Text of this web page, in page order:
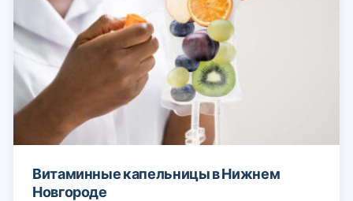
Витаминные капельницы в Нижнем
Новгороде